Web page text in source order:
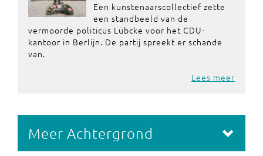
Een kunstenaarscollectief zette
een standbeeld van de
vermoorde politicus Lübcke voor het CDU-
kantoor in Berlijn. De partij spreekt er schande
van.
Lees meer
Meer Achtergrond